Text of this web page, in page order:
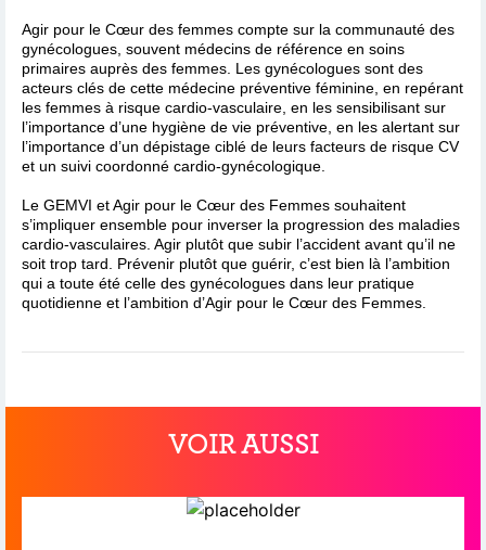
Agir pour le Cœur des femmes compte sur la communauté des
gynécologues, souvent médecins de référence en soins
primaires auprès des femmes. Les gynécologues sont des
acteurs clés de cette médecine préventive féminine, en repérant
les femmes à risque cardio-vasculaire, en les sensibilisant sur
l’importance d’une hygiène de vie préventive, en les alertant sur
l’importance d’un dépistage ciblé de leurs facteurs de risque CV
et un suivi coordonné cardio-gynécologique.
Le GEMVI et Agir pour le Cœur des Femmes souhaitent
s’impliquer ensemble pour inverser la progression des maladies
cardio-vasculaires. Agir plutôt que subir l’accident avant qu’il ne
soit trop tard. Prévenir plutôt que guérir, c’est bien là l’ambition
qui a toute été celle des gynécologues dans leur pratique
quotidienne et l’ambition d’Agir pour le Cœur des Femmes.
VOIR AUSSI